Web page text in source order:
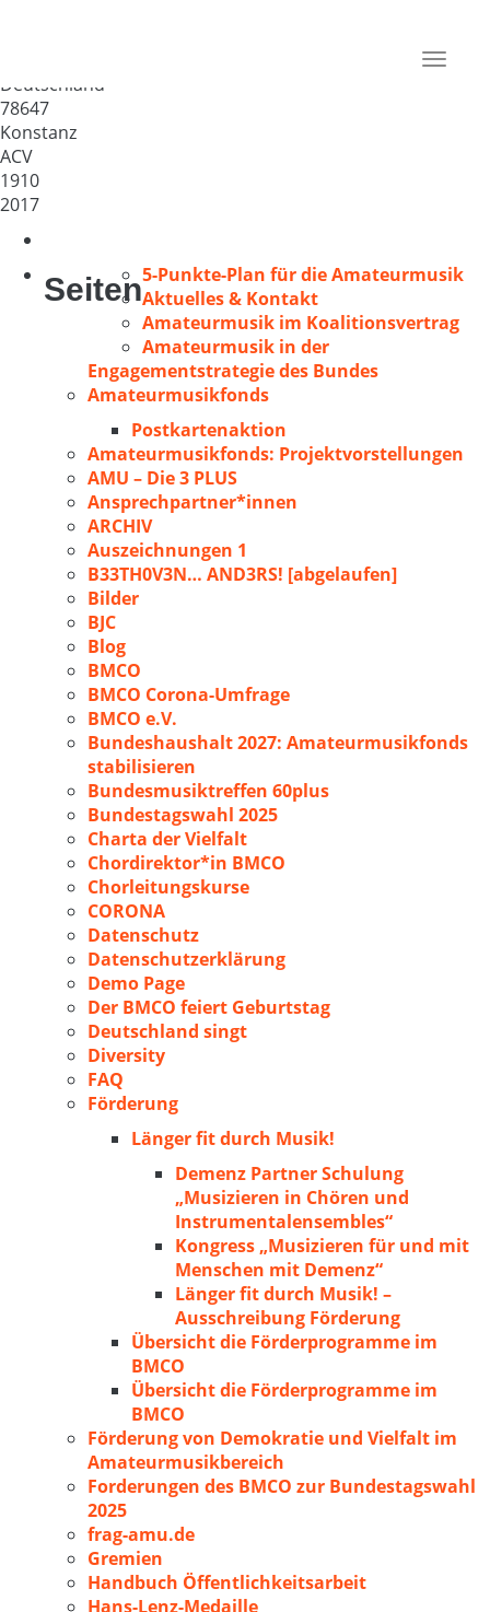
Toggle
Deutschland
78647
Konstanz
ACV
1910
2017
Seiten5-Punkte-Plan für die Amateurmusik
Aktuelles & Kontakt
Amateurmusik im Koalitionsvertrag
Amateurmusik in der
Engagementstrategie des Bundes
Amateurmusikfonds
Postkartenaktion
Amateurmusikfonds: Projektvorstellungen
AMU – Die 3 PLUS
Ansprechpartner*innen
ARCHIV
Auszeichnungen 1
B33TH0V3N… AND3RS! [abgelaufen]
Bilder
BJC
Blog
BMCO
BMCO Corona-Umfrage
BMCO e.V.
Bundeshaushalt 2027: Amateurmusikfonds
stabilisieren
Bundesmusiktreffen 60plus
Bundestagswahl 2025
Charta der Vielfalt
Chordirektor*in BMCO
Chorleitungskurse
CORONA
Datenschutz
Datenschutzerklärung
Demo Page
Der BMCO feiert Geburtstag
Deutschland singt
Diversity
FAQ
Förderung
Länger fit durch Musik!
Demenz Partner Schulung
„Musizieren in Chören und
Instrumentalensembles“
Kongress „Musizieren für und mit
Menschen mit Demenz“
Länger fit durch Musik! –
Ausschreibung Förderung
Übersicht die Förderprogramme im
BMCO
Übersicht die Förderprogramme im
BMCO
Förderung von Demokratie und Vielfalt im
Amateurmusikbereich
Forderungen des BMCO zur Bundestagswahl
2025
frag-amu.de
Gremien
Handbuch Öffentlichkeitsarbeit
Hans-Lenz-Medaille